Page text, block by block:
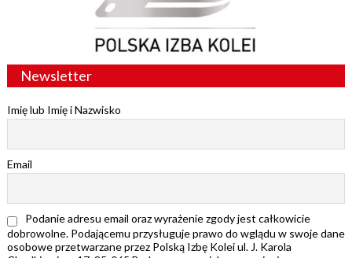
Newsletter
Imię lub Imię i Nazwisko
Email
Podanie adresu email oraz wyrażenie zgody jest całkowicie
dobrowolne. Podającemu przysługuje prawo do wglądu w swoje dane
osobowe przetwarzane przez Polską Izbę Kolei ul. J. Karola